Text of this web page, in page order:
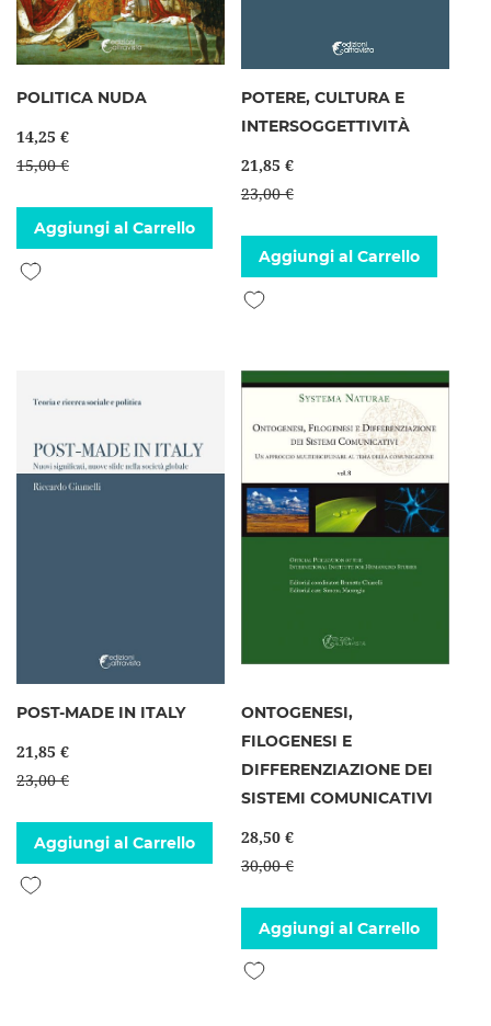
POLITICA NUDA
14,25 €
15,00 €
Aggiungi al Carrello
Aggiungi alla lista desideri
POTERE, CULTURA E
INTERSOGGETTIVITÀ
21,85 €
23,00 €
Aggiungi al Carrello
Aggiungi alla lista desideri
POST-MADE IN ITALY
21,85 €
23,00 €
Aggiungi al Carrello
Aggiungi alla lista desideri
ONTOGENESI,
FILOGENESI E
DIFFERENZIAZIONE DEI
SISTEMI COMUNICATIVI
28,50 €
30,00 €
Aggiungi al Carrello
Aggiungi alla lista desideri